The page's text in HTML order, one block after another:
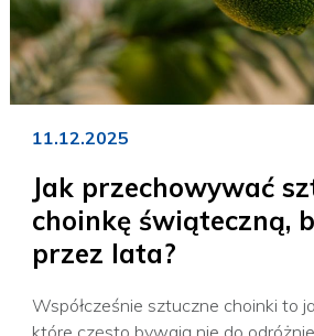
11.12.2025
Jak przechowywać
choinkę świąteczną,
przez lata?
Współcześnie sztuczne choinki to
które często bywają nie do